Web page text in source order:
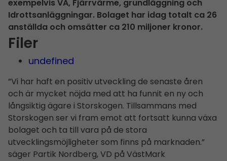
exempelvis VA, Fjärrvärme, grundläggning och
Idrottsanläggningar. Bolaget har idag totalt ca 26
anställda och omsätter ca 210 miljoner kronor.
Filer
undefined
”Vi har haft en positiv utveckling de senaste åren
och är mycket nöjda med att ha funnit en ny och
långsiktig ägare i Storskogen. Tillsammans med
Storskogen ser vi fram emot att fortsatt kunna växa
bolaget och ta till vara på de stora
utvecklingsmöjligheter som finns på marknaden.”
säger Partik Nordberg, VD på VästMark